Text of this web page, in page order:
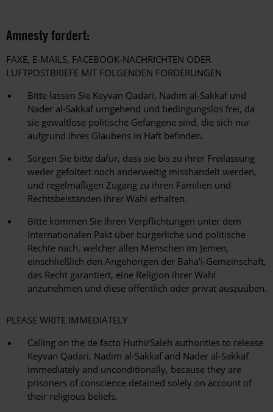
Amnesty fordert:
FAXE, E-MAILS, FACEBOOK-NACHRICHTEN ODER
LUFTPOSTBRIEFE MIT FOLGENDEN FORDERUNGEN
Bitte lassen Sie Keyvan Qadari, Nadim al-Sakkaf und
Nader al-Sakkaf umgehend und bedingungslos frei, da
sie gewaltlose politische Gefangene sind, die sich nur
aufgrund ihres Glaubens in Haft befinden.
Sorgen Sie bitte dafür, dass sie bis zu ihrer Freilassung
weder gefoltert noch anderweitig misshandelt werden,
und regelmäßigen Zugang zu ihren Familien und
Rechtsbeiständen ihrer Wahl erhalten.
Bitte kommen Sie Ihren Verpflichtungen unter dem
Internationalen Pakt über bürgerliche und politische
Rechte nach, welcher allen Menschen im Jemen,
einschließlich den Angehörigen der Baha’i-Gemeinschaft,
das Recht garantiert, eine Religion ihrer Wahl
anzunehmen und diese öffentlich oder privat auszuüben.
PLEASE WRITE IMMEDIATELY
Calling on the de facto Huthi/Saleh authorities to release
Keyvan Qadari, Nadim al-Sakkaf and Nader al-Sakkaf
immediately and unconditionally, because they are
prisoners of conscience detained solely on account of
their religious beliefs.